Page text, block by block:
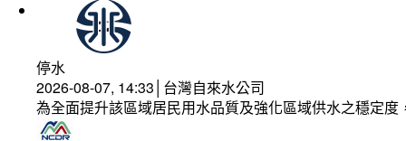
停水
2026-08-07, 14:33│台灣自來水公司
為全面提升該區域居民用水品質及強化區域供水之穩定